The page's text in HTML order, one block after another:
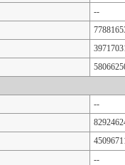
--
--
--